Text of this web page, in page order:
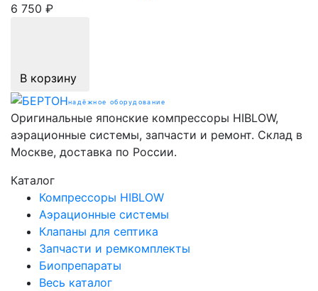
6 750 ₽
В корзину
надёжное оборудование
Оригинальные японские компрессоры HIBLOW,
аэрационные системы, запчасти и ремонт. Склад в
Москве, доставка по России.
Каталог
Компрессоры HIBLOW
Аэрационные системы
Клапаны для септика
Запчасти и ремкомплекты
Биопрепараты
Весь каталог